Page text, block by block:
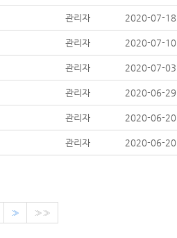
관리자 2020-07-18
관리자 2020-07-10
관리자 2020-07-03
관리자 2020-06-29
관리자 2020-06-20
관리자 2020-06-20
» »»